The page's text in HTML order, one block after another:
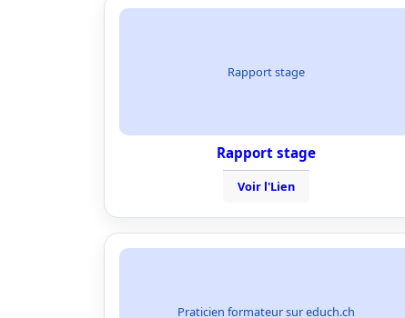
Rapport stage
Rapport stage
Voir l'Lien
Praticien formateur sur educh.ch